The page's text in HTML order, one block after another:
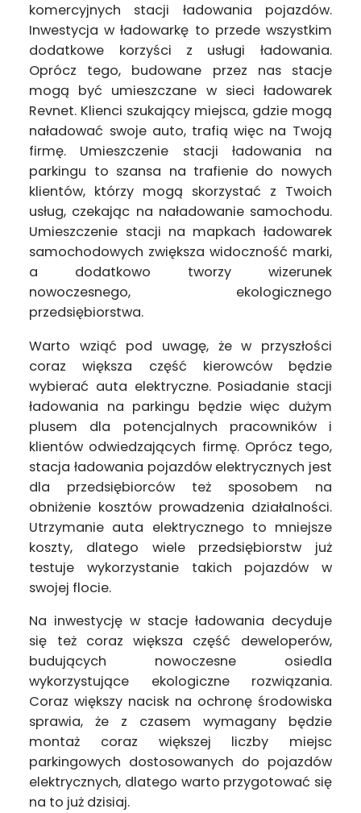
komercyjnych stacji ładowania pojazdów.
Inwestycja w ładowarkę to przede wszystkim
dodatkowe korzyści z usługi ładowania.
Oprócz tego, budowane przez nas stacje
mogą być umieszczane w sieci ładowarek
Revnet. Klienci szukający miejsca, gdzie mogą
naładować swoje auto, trafią więc na Twoją
firmę. Umieszczenie stacji ładowania na
parkingu to szansa na trafienie do nowych
klientów, którzy mogą skorzystać z Twoich
usług, czekając na naładowanie samochodu.
Umieszczenie stacji na mapkach ładowarek
samochodowych zwiększa widoczność marki,
a dodatkowo tworzy wizerunek
nowoczesnego, ekologicznego
przedsiębiorstwa.
Warto wziąć pod uwagę, że w przyszłości
coraz większa część kierowców będzie
wybierać auta elektryczne. Posiadanie stacji
ładowania na parkingu będzie więc dużym
plusem dla potencjalnych pracowników i
klientów odwiedzających firmę. Oprócz tego,
stacja ładowania pojazdów elektrycznych jest
dla przedsiębiorców też sposobem na
obniżenie kosztów prowadzenia działalności.
Utrzymanie auta elektrycznego to mniejsze
koszty, dlatego wiele przedsiębiorstw już
testuje wykorzystanie takich pojazdów w
swojej flocie.
Na inwestycję w stacje ładowania decyduje
się też coraz większa część deweloperów,
budujących nowoczesne osiedla
wykorzystujące ekologiczne rozwiązania.
Coraz większy nacisk na ochronę środowiska
sprawia, że z czasem wymagany będzie
montaż coraz większej liczby miejsc
parkingowych dostosowanych do pojazdów
elektrycznych, dlatego warto przygotować się
na to już dzisiaj.